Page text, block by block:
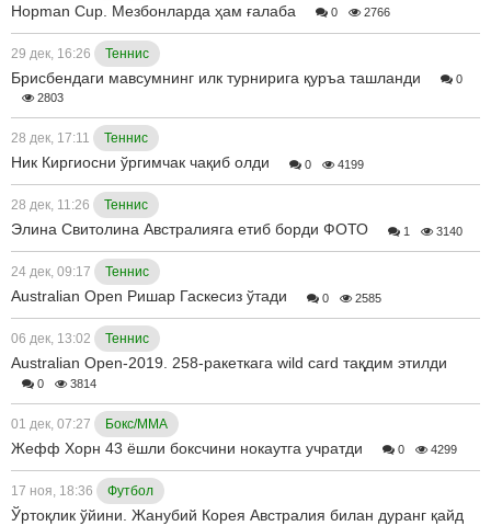
Hopman Cup. Мезбонларда ҳам ғалаба 0 2766
29 дек, 16:26 Теннис
Брисбендаги мавсумнинг илк турнирига қуръа ташланди
0
2803
28 дек, 17:11 Теннис
Ник Киргиосни ўргимчак чақиб олди 0 4199
28 дек, 11:26 Теннис
Элина Свитолина Австралияга етиб борди ФОТО 1 3140
24 дек, 09:17 Теннис
Australian Open Ришар Гаскесиз ўтади 0 2585
06 дек, 13:02 Теннис
Australian Open-2019. 258-ракеткага wild card тақдим этилди
0 3814
01 дек, 07:27 Бокс/ММА
Жефф Хорн 43 ёшли боксчини нокаутга учратди 0 4299
17 ноя, 18:36 Футбол
Ўртоқлик ўйини. Жанубий Корея Австралия билан дуранг қайд